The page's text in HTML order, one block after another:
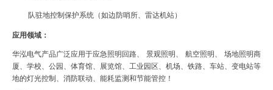
队驻地控制保护系统（如边防哨所、雷达机站）
应用领域：
华泓电气产品广泛应用于应急照明回路、 景观照明、 航空照明、
场地照明商
厦、学校、公园、体育馆、展览馆、工业园区、机场、铁路、车站、变电站等
地的灯光控制、消防联动、能耗监测和节能管控！